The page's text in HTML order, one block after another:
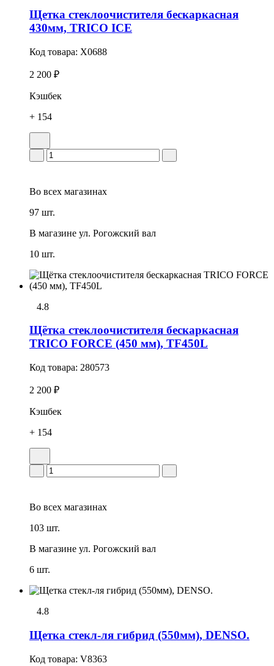
Щетка стеклоочистителя бескаркасная
430мм, TRICO ICE
Код товара: X0688
2 200 ₽
Кэшбек
+ 154
Во всех магазинах
97 шт.
В магазине ул. Рогожский вал
10 шт.
4.8
Щётка стеклоочистителя бескаркасная
TRICO FORCE (450 мм), TF450L
Код товара: 280573
2 200 ₽
Кэшбек
+ 154
Во всех магазинах
103 шт.
В магазине ул. Рогожский вал
6 шт.
4.8
Щетка стекл-ля гибрид (550мм), DENSO.
Код товара: V8363